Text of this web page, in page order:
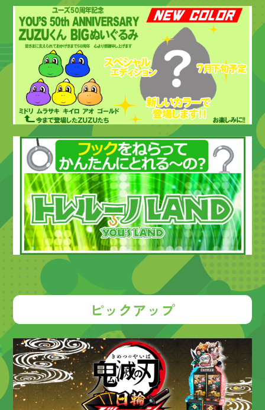
ピックアップ